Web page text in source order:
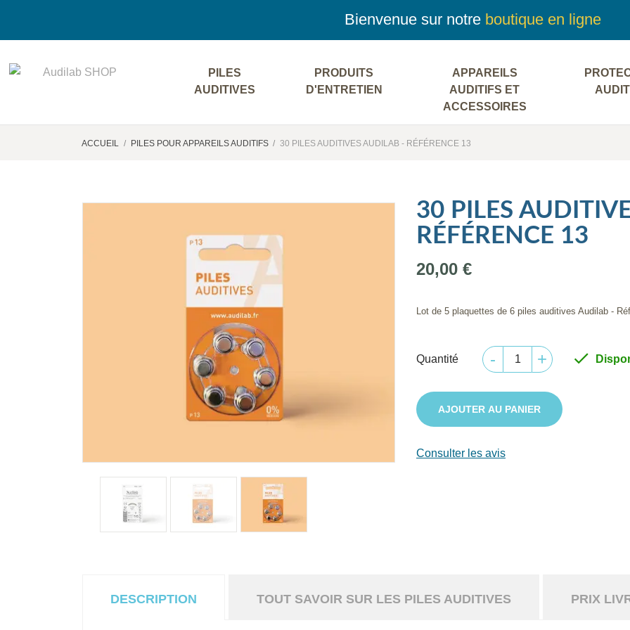
Bienvenue sur notre boutique en ligne
PILES
AUDITIVES
PRODUITS
D'ENTRETIEN
APPAREILS
AUDITIFS ET
ACCESSOIRES
ACCUEIL PILES POUR APPAREILS AUDITIFS 30 PILES AUDITIVES AUDILAB - RÉFÉRENCE 13
30 PILES
RÉFÉRENCE 13
20,00 €
Lot de 5 plaquettes de 6 piles auditives Audilab -
Quantité 
AJOUTER AU PANIER
Consulter les avis
DESCRIPTION TOUT SAVOIR SUR LES PILES AUDITIVES PRIX